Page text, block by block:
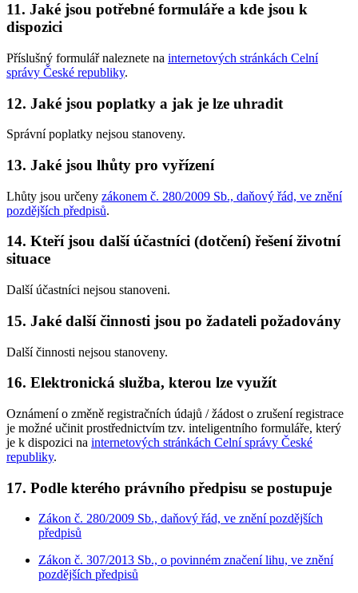
11. Jaké jsou potřebné formuláře a kde jsou k
dispozici
Příslušný formulář naleznete na internetových stránkách Celní
správy České republiky.
12. Jaké jsou poplatky a jak je lze uhradit
Správní poplatky nejsou stanoveny.
13. Jaké jsou lhůty pro vyřízení
Lhůty jsou určeny zákonem č. 280/2009 Sb., daňový řád, ve znění
pozdějších předpisů.
14. Kteří jsou další účastníci (dotčení) řešení životní
situace
Další účastníci nejsou stanoveni.
15. Jaké další činnosti jsou po žadateli požadovány
Další činnosti nejsou stanoveny.
16. Elektronická služba, kterou lze využít
Oznámení o změně registračních údajů / žádost o zrušení registrace
je možné učinit prostřednictvím tzv. inteligentního formuláře, který
je k dispozici na internetových stránkách Celní správy České
republiky.
17. Podle kterého právního předpisu se postupuje
Zákon č. 280/2009 Sb., daňový řád, ve znění pozdějších
předpisů
Zákon č. 307/2013 Sb., o povinném značení lihu, ve znění
pozdějších předpisů